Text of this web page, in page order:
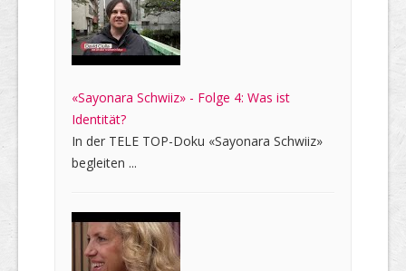
«Sayonara Schwiiz» - Folge 4: Was ist
Identität?
In der TELE TOP-Doku «Sayonara Schwiiz»
begleiten ...